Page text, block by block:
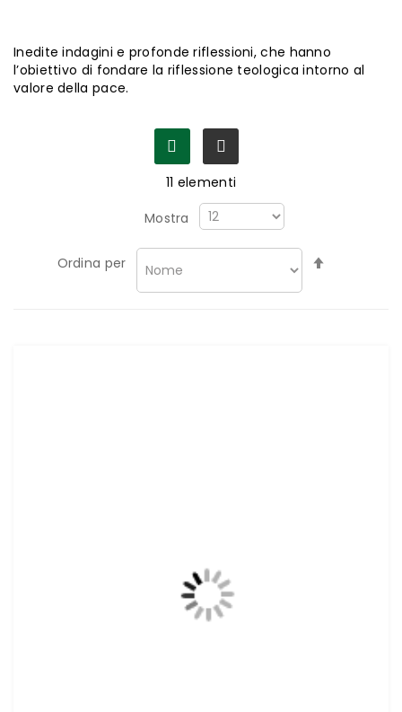
Inedite indagini e profonde riflessioni, che hanno
l’obiettivo di fondare la riflessione teologica intorno al
valore della pace.
11 elementi
Mostra
Ordina per